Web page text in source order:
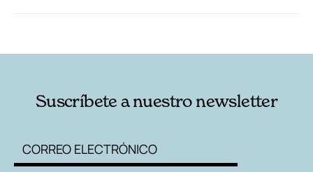
Suscríbete a nuestro newsletter